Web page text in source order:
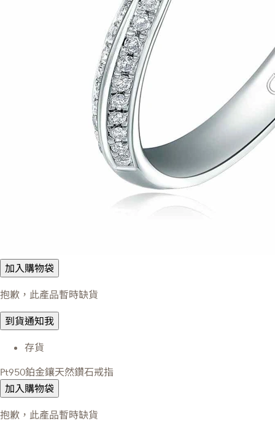
加入購物袋
抱歉，此產品暫時缺貨
到貨通知我
存貨
Pt950鉑金鑲天然鑽石戒指
加入購物袋
抱歉，此產品暫時缺貨